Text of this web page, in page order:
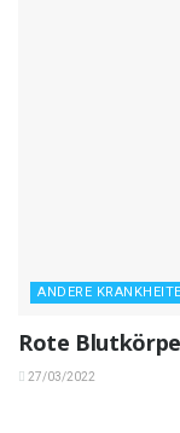
ANDERE
Rote
27/03/2022